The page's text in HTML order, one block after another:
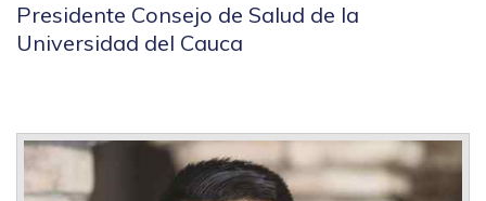
Presidente Consejo de Salud de la
Universidad del Cauca